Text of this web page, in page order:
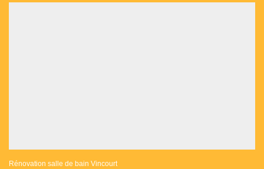
Rénovation salle de bain Vincourt